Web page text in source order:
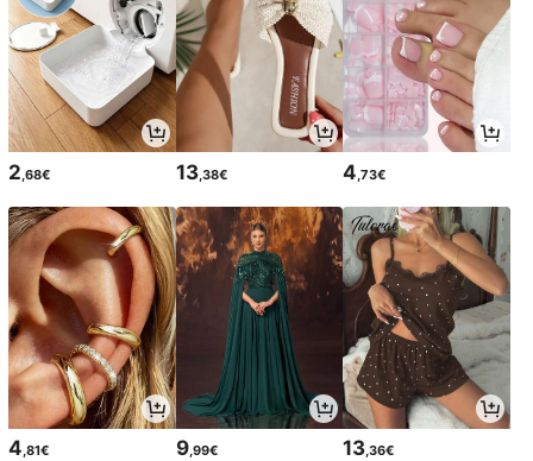
2 ,68€ 13,38€ 4 ,73€
4,81€ 9,99€ 13,36€